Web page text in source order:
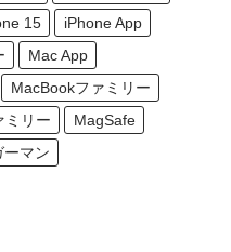
15
iPhone App
Mac App
MacBookファミリー
ミリー
MagSafe
ーマン